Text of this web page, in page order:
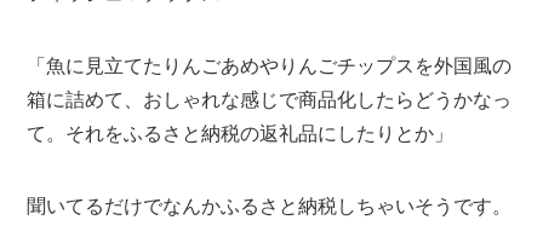
「魚に見立てたりんごあめやりんごチップスを外国風の
箱に詰めて、おしゃれな感じで商品化したらどうかなっ
て。それをふるさと納税の返礼品にしたりとか」
聞いてるだけでなんかふるさと納税しちゃいそうです。